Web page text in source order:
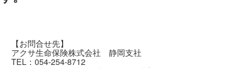
【お問合せ先】
アクサ生命保険株式会社 静岡支社
TEL：054-254-8712